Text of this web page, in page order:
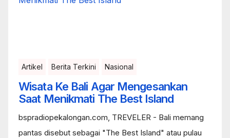
Artikel Berita Terkini Nasional
Wisata Ke Bali Agar Mengesankan
Saat Menikmati The Best Island
bspradiopekalongan.com, TREVELER - Bali memang
pantas disebut sebagai "The Best Island" atau pulau